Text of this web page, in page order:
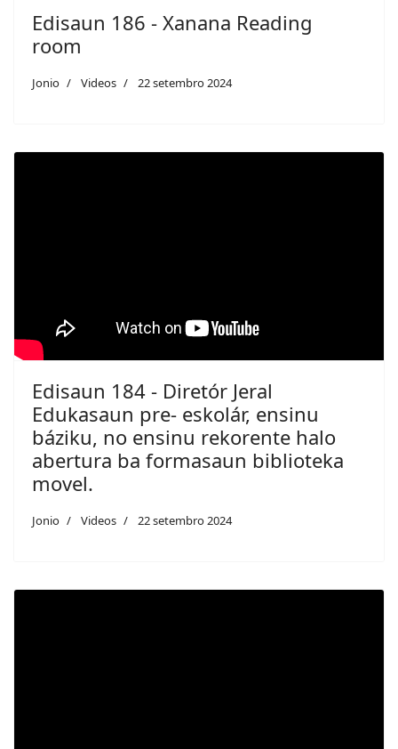
Edisaun 186 - Xanana Reading
room
Jonio Videos 22 setembro 2024
Edisaun 184 - Diretór Jeral
Edukasaun pre- eskolár, ensinu
báziku, no ensinu rekorente halo
abertura ba formasaun biblioteka
movel.
Jonio Videos 22 setembro 2024